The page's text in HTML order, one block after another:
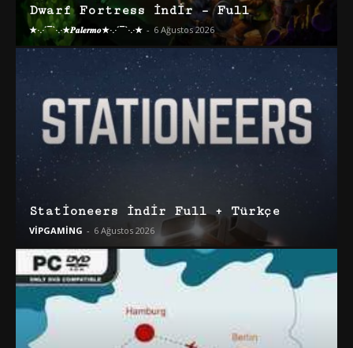
Dwarf Fortress İndir – Full
★·.·´¯`·.·★𝑷𝒂𝒍𝒆𝒓𝒎𝒐★·.·´¯`·.·★ - 6 Ağustos 2026
Stationeers İndir Full + Türkçe
VİPGAMİNG - 6 Ağustos 2026